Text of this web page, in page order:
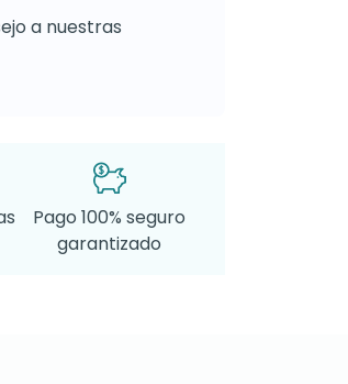
a nuestras
Pago 100% seguro
garantizado